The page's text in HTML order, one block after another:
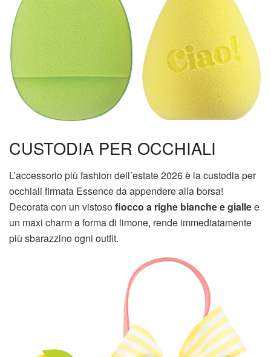
CUSTODIA PER OCCHIALI
L’accessorio più fashion dell’estate 2026 è la custodia per
occhiali firmata Essence da appendere alla borsa!
Decorata con un vistosofiocco a righe bianche e giallee
un maxi charm a forma di limone, rende immediatamente
più sbarazzino ogni outfit.